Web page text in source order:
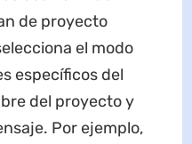
de proyecto
el modo
específicos del
del proyecto y
Por ejemplo,